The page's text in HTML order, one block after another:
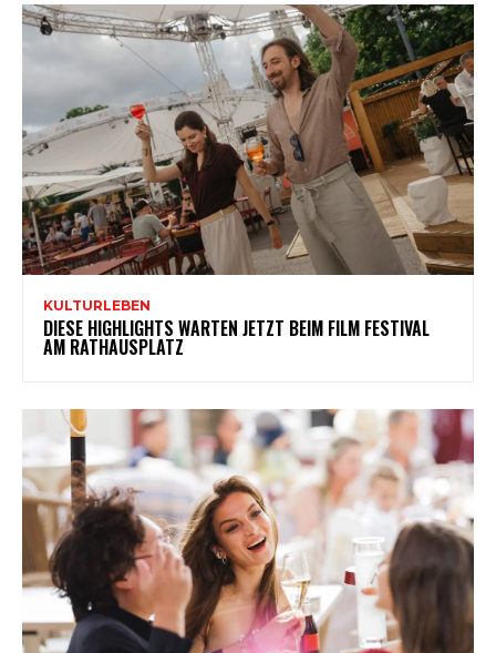
KULTURLEBEN
DIESE HIGHLIGHTS WARTEN JETZT BEIM FILM FESTIVAL
AM RATHAUSPLATZ